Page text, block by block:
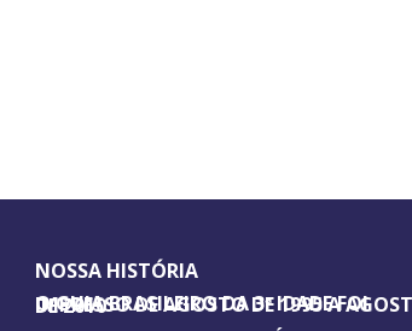
NOSSA HISTÓRIA
O GUIA BRASILEIRO DA 3ª IDADE FOI IMPRESSO DE AGOSTO DE 1995 A AGOSTO DE 2010